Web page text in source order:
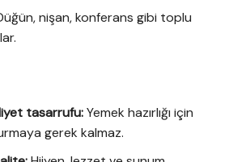
nişan, konferans gibi toplu
tasarrufu:Yemek hazırlığı için
gerek kalmaz.